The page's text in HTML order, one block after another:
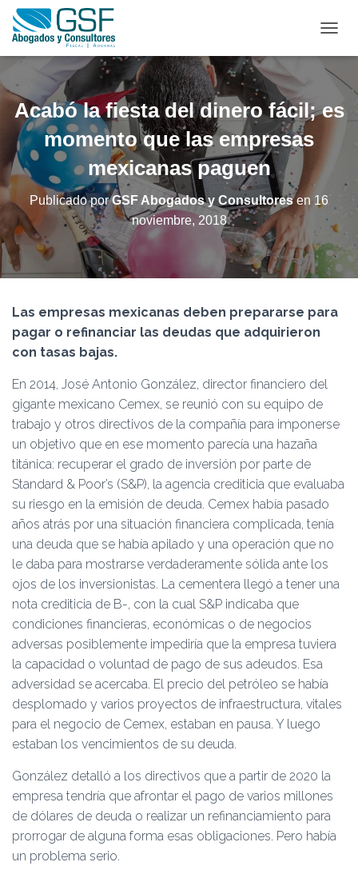
A
M
A
D
E
A
V
A
Acabó la fiesta del dinero fácil; es
momento que las empresas
mexicanas paguen
Publicado porGSF Abogados y Consultoresen 16
noviembre, 2018
Las empresas mexicanas deben prepararse para
pagar o refinanciar las deudas que adquirieron
con tasas bajas.
En 2014, José Antonio González, director financiero del
gigante mexicano Cemex, se reunió con su equipo de
trabajo y otros directivos de la compañía para imponerse
un objetivo que en ese momento parecía una hazaña
titánica: recuperar el grado de inversión por parte de
Standard & Poor’s (S&P), la agencia crediticia que evaluaba
su riesgo en la emisión de deuda. Cemex había pasado
años atrás por una situación financiera complicada, tenía
una deuda que se había apilado y una operación que no
le daba para mostrarse verdaderamente sólida ante los
ojos de los inversionistas. La cementera llegó a tener una
nota crediticia de B-, con la cual S&P indicaba que
condiciones financieras, económicas o de negocios
adversas posiblemente impediría que la empresa tuviera
la capacidad o voluntad de pago de sus adeudos. Esa
adversidad se acercaba. El precio del petróleo se había
desplomado y varios proyectos de infraestructura, vitales
para el negocio de Cemex, estaban en pausa. Y luego
estaban los vencimientos de su deuda.
González detalló a los directivos que a partir de 2020 la
empresa tendría que afrontar el pago de varios millones
de dólares de deuda o realizar un refinanciamiento para
prorrogar de alguna forma esas obligaciones. Pero había
un problema serio.